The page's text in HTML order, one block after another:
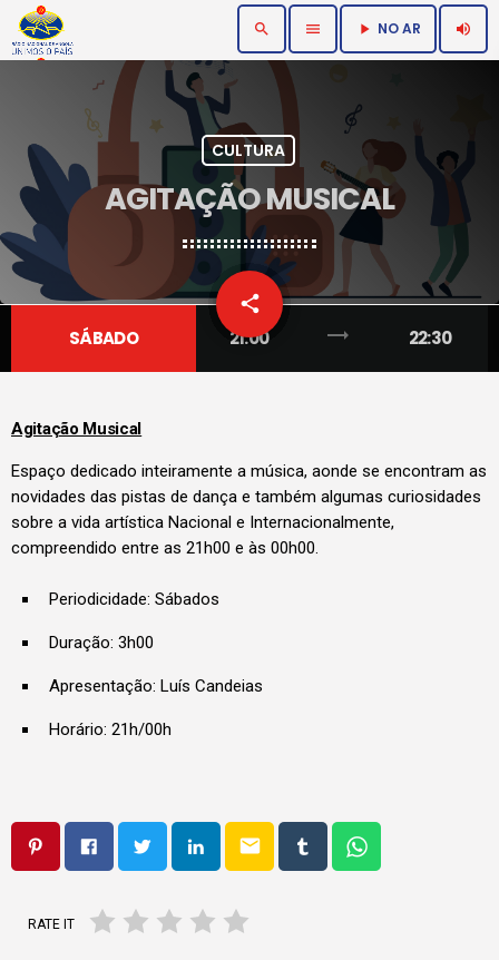
search menu play_arrow NO AR volume_up
CULTURA
AGITAÇÃO MUSICAL
share
email
SÁBADO
21:00 trending_flat 22:30
Agitação Musical
Espaço dedicado inteiramente a música, aonde se encontram as
novidades das pistas de dança e também algumas curiosidades
sobre a vida artística Nacional e Internacionalmente,
compreendido entre as 21h00 e às 00h00.
Periodicidade: Sábados
Duração: 3h00
Apresentação: Luís Candeias
Horário: 21h/00h
email
RATE IT